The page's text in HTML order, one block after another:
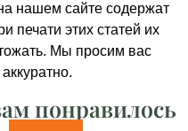
нашем сайте содержат
печати этих статей их
Мы просим вас
понравилось